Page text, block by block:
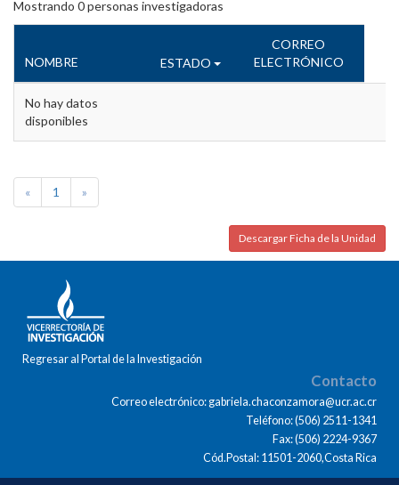
Mostrando 0personas investigadoras
NOMBRE ESTADO
CORREO
ELECTRÓNICO
No hay datos
disponibles
« 1 »
Descargar Ficha de la Unidad
Regresar al Portal de la Investigación
Contacto
Correo electrónico: gabriela.chaconzamora@ucr.ac.cr
Teléfono: (506) 2511-1341
Fax: (506) 2224-9367
Cód.Postal: 11501-2060,Costa Rica